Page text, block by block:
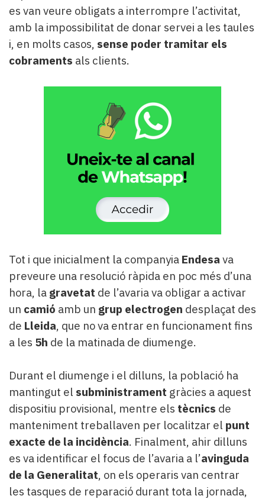
es van veure obligats a interrompre l’activitat,
amb la impossibilitat de donar servei a les taules
i, en molts casos, sense poder tramitar els
cobraments als clients.
Tot i que inicialment la companyia Endesa va
preveure una resolució ràpida en poc més d’una
hora, la gravetat de l’avaria va obligar a activar
un camió amb un grup electrogen desplaçat des
de Lleida, que no va entrar en funcionament fins
a les 5h de la matinada de diumenge.
Durant el diumenge i el dilluns, la població ha
mantingut el subministrament gràcies a aquest
dispositiu provisional, mentre els tècnics de
manteniment treballaven per localitzar el punt
exacte de la incidència. Finalment, ahir dilluns
es va identificar el focus de l’avaria a l’avinguda
de la Generalitat, on els operaris van centrar
les tasques de reparació durant tota la jornada,